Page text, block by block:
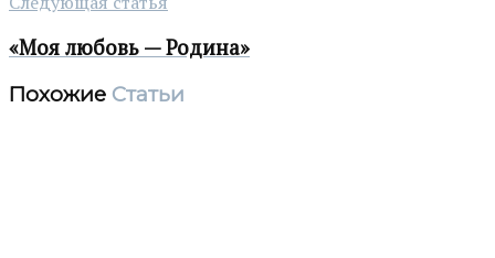
«Моя любовь — Родина»
Похожие Статьи